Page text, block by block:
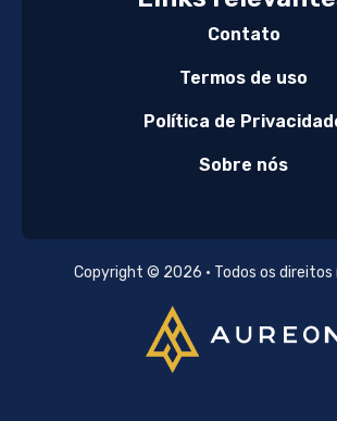
Contato
Termos de uso
Política de
Sobre nós
Copyright © 2026 • Todos os direitos